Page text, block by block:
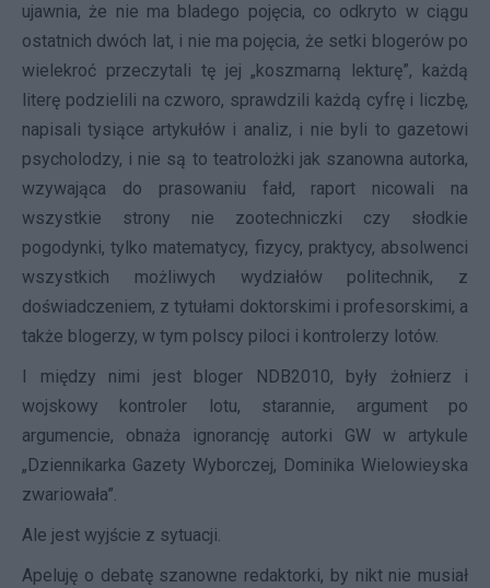
ujawnia, że nie ma bladego pojęcia, co odkryto w ciągu
ostatnich dwóch lat, i nie ma pojęcia, że setki blogerów po
wielekroć przeczytali tę jej „koszmarną lekturę”, każdą
literę podzielili na czworo, sprawdzili każdą cyfrę i liczbę,
napisali tysiące artykułów i analiz, i nie byli to gazetowi
psycholodzy, i nie są to teatrolożki jak szanowna autorka,
wzywająca do prasowaniu fałd, raport nicowali na
wszystkie strony nie zootechniczki czy słodkie
pogodynki, tylko matematycy, fizycy, praktycy, absolwenci
wszystkich możliwych wydziałów politechnik, z
doświadczeniem, z tytułami doktorskimi i profesorskimi, a
także blogerzy, w tym polscy piloci i kontrolerzy lotów.
I między nimi jest bloger NDB2010, były żołnierz i
wojskowy kontroler lotu, starannie, argument po
argumencie, obnaża ignorancję autorki GW w artykule
„Dziennikarka Gazety Wyborczej, Dominika Wielowieyska
zwariowała”.
Ale jest wyjście z sytuacji.
Apeluję o debatę szanowne redaktorki, by nikt nie musiał